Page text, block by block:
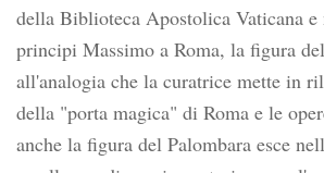
della Biblioteca Apostolica Vaticana
principi Massimo a Roma, la figura
all'analogia che la curatrice mette in
della "porta magica" di Roma e le
anche la figura del Palombara esce